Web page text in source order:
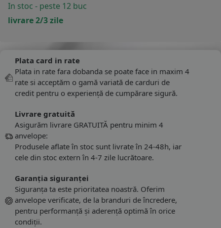
In stoc - peste 12 buc
livrare 2/3 zile
Plata card in rate
Plata in rate fara dobanda se poate face in maxim 4
rate si acceptăm o gamă variată de carduri de
credit pentru o experiență de cumpărare sigură.
Livrare gratuită
Asigurăm livrare GRATUITĂ pentru minim 4
anvelope:
Produsele aflate în stoc sunt livrate în 24-48h, iar
cele din stoc extern în 4-7 zile lucrătoare.
Garanția siguranței
Siguranța ta este prioritatea noastră. Oferim
anvelope verificate, de la branduri de încredere,
pentru performanță și aderență optimă în orice
condiții.